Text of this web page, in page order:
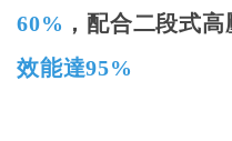
60% ，配合二段式
效能達95%